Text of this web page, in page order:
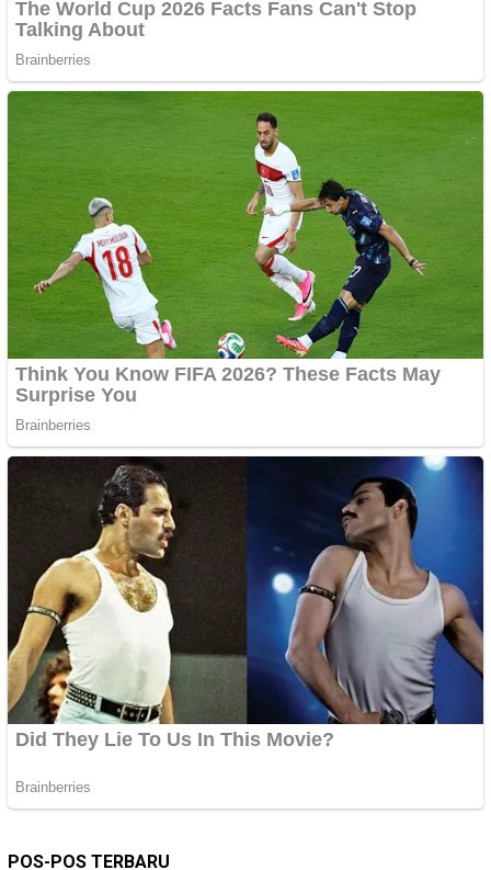
POS-POS TERBARU